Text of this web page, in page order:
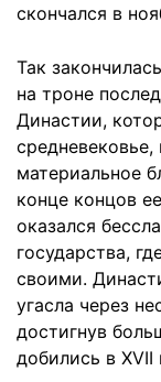
скончался в
Так
на троне
Династии,
средневековье,
материальное
конце концов
оказался
государства,
своими.
угасла через
достигнув
добились в XVII